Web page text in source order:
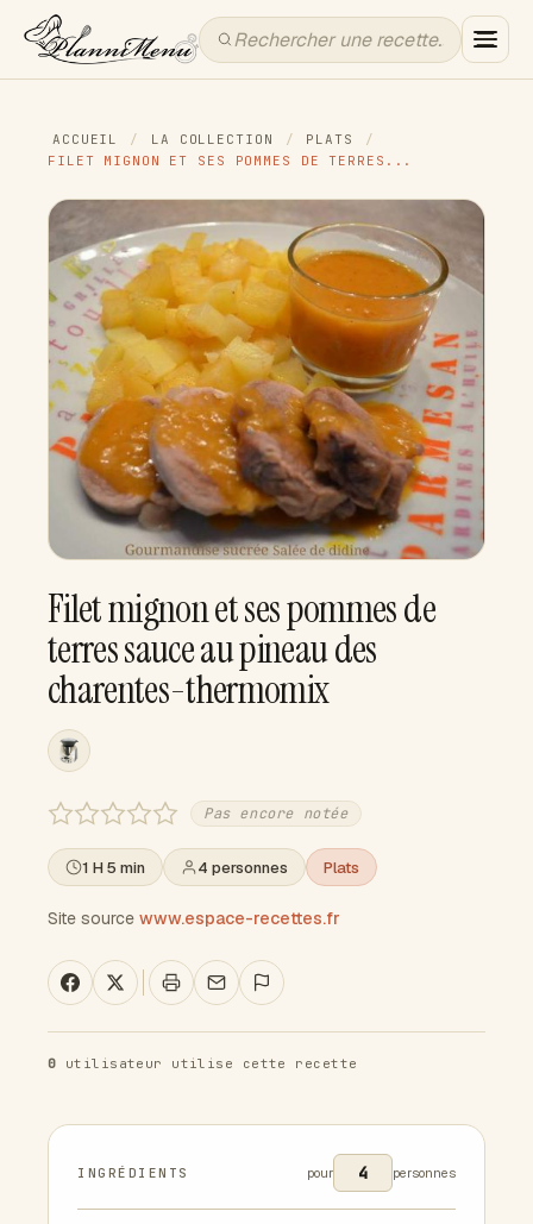
ACCUEIL / LA COLLECTION / PLATS
/
FILET MIGNON ET SES POMMES DE TERRES...
Filet mignon et ses pommes de
terres sauce au pineau des
charentes-thermomix
Pas encore notée
1 H 5 min 4 personnes Plats
Site source www.espace-recettes.fr
0 utilisateur utilise cette recette
INGRÉDIENTS pour personnes